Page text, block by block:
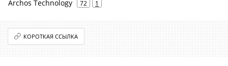
Archos Technology 72 1
КОРОТКАЯ ССЫЛКА